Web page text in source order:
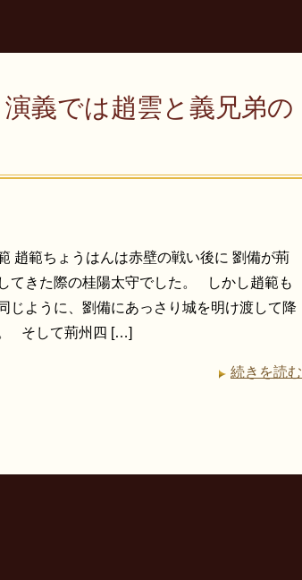
義では趙雲と義兄弟の
趙範ちょうはんは赤壁の戦い後に 劉備が荊
てきた際の桂陽太守でした。 しかし趙範も
じように、劉備にあっさり城を明け渡して降
そして荊州四 […]
続きを読む